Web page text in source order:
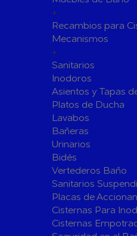
Sumideros y
Tubos y
Latón
Tuberías y
Polibutileno
Flexos/
Válvulas de
Válvulas de
Válvulas de
Válvulas de
Accesorios de
Herramientas y
+
Recambios para
Mecanismos
+
Sanitarios
Inodoros
Asientos y Tapas
Platos de Ducha
Lavabos
Bañeras
Urinarios
Bidés
Vertederos Baño
Sanitarios
Placas de
Cisternas Para
Cisternas